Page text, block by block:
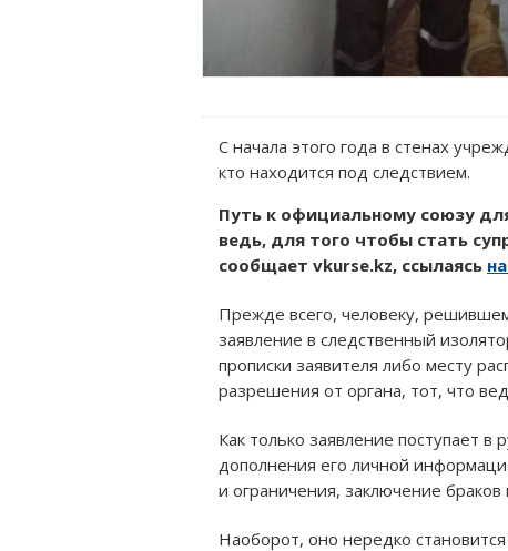
С начала этого года в стенах
кто находится под следствием.
Путь к официальному союзу
ведь, для того чтобы стать
сообщает vkurse.kz, ссылаясь
Прежде всего, человеку,
заявление в следственный
прописки заявителя либо месту
разрешения от органа, тот, что
Как только заявление поступает
дополнения его личной
и ограничения, заключение
Наоборот, оно нередко